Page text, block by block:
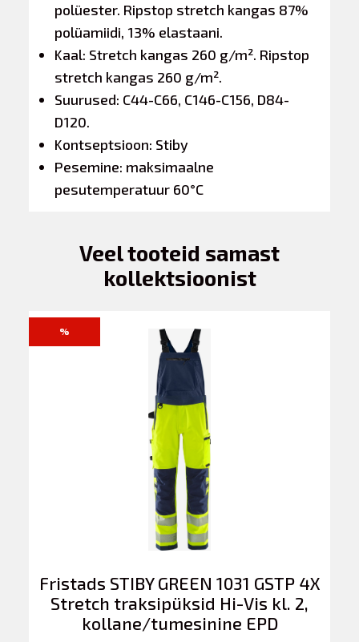
polüester. Ripstop stretch kangas 87%
polüamiidi, 13% elastaani.
Kaal: Stretch kangas 260 g/m². Ripstop
stretch kangas 260 g/m².
Suurused: C44-C66, C146-C156, D84-
D120.
Kontseptsioon: Stiby
Pesemine: maksimaalne
pesutemperatuur 60°C
Veel tooteid samast
kollektsioonist
%
Fristads STIBY GREEN 1031 GSTP 4X
Stretch traksipüksid Hi-Vis kl. 2,
kollane/tumesinine EPD